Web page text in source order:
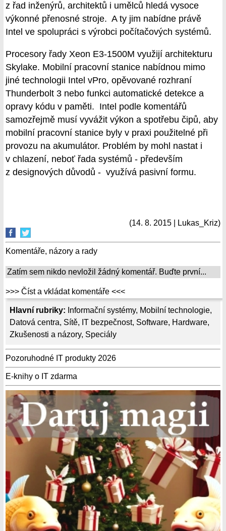
Hlavní rubriky: Informační systémy, Mobilní technologie,
Datová centra, Sítě, IT bezpečnost, Software, Hardware,
Zkušenosti a názory, Speciály
Pozoruhodné IT produkty 2026
E-knihy o IT zdarma
z řad inženýrů, architektů i umělců hledá vysoce
výkonné přenosné stroje. A ty jim nabídne právě
Intel ve spolupráci s výrobci počítačových systémů.
Procesory řady Xeon E3-1500M využijí architekturu
Skylake. Mobilní pracovní stanice nabídnou mimo
jiné technologii Intel vPro, opěvované rozhraní
Thunderbolt 3 nebo funkci automatické detekce a
opravy kódu v paměti. Intel podle komentářů
samozřejmě musí vyvážit výkon a spotřebu čipů, aby
mobilní pracovní stanice byly v praxi použitelné při
provozu na akumulátor. Problém by mohl nastat i
v chlazení, neboť řada systémů - především
z designových důvodů - využívá pasivní formu.
(14. 8. 2015 | Lukas_Kriz)
Komentáře, názory a rady
Zatím sem nikdo nevložil žádný komentář. Buďte první...
>>> Číst a vkládat komentáře <<<